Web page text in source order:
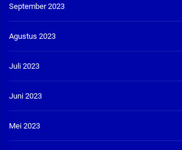
September 2023
Agustus 2023
Juli 2023
Juni 2023
Mei 2023